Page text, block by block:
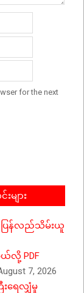
for the next
ျား
ြန်လည်သိမ်းယူ
လို့ PDF
7, 2026
ရေလျှံမှု